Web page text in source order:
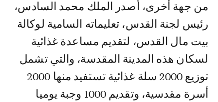
من جهة أخرى، أصدر الملك محمد السادس،
رئيس لجنة القدس، تعليماته السامية لوكالة
بيت مال القدس، لتقديم مساعدة غذائية
لسكان هذه المدينة المقدسة، والتي تشمل
توزيع 2000 سلة غذائية تستفيد منها 2000
أسرة مقدسية، وتقديم 1000 وجبة يوميا